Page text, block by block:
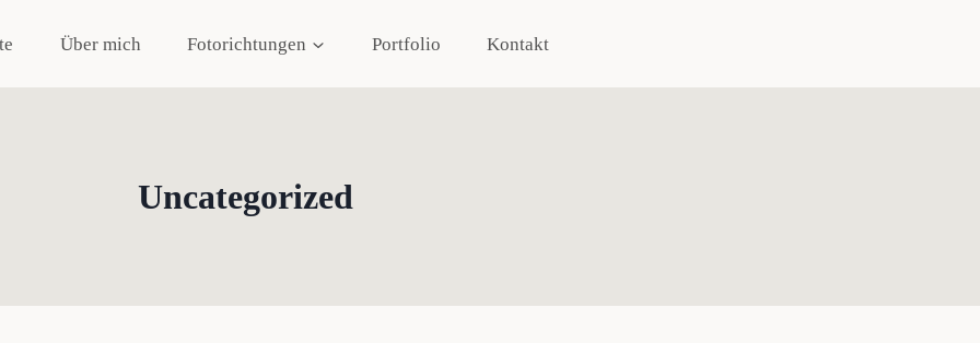
Über mich Fotorichtungen Portfolio Kontakt
Uncategorized